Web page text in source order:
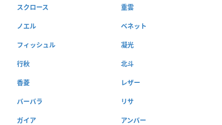
スクロース 重雲
ノエル ベネット
フィッシュル 凝光
行秋 北斗
香菱 レザー
バーバラ リサ
ガイア アンバー